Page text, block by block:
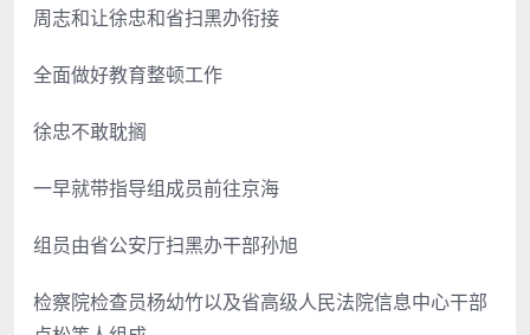
周志和让徐忠和省扫黑办衔接
全面做好教育整顿工作
徐忠不敢耽搁
一早就带指导组成员前往京海
组员由省公安厅扫黑办干部孙旭
检察院检查员杨幼竹以及省高级人民法院信息中心干部